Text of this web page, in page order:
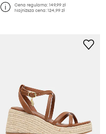
Cena regularna:149,99 zł
Najniższa cena:124,99 zł